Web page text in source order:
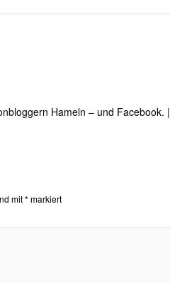
Hameln – und Facebook. |
mit* markiert